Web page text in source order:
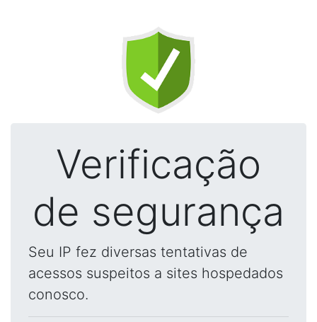
Verificação
de segurança
Seu IP fez diversas tentativas de
acessos suspeitos a sites hospedados
conosco.